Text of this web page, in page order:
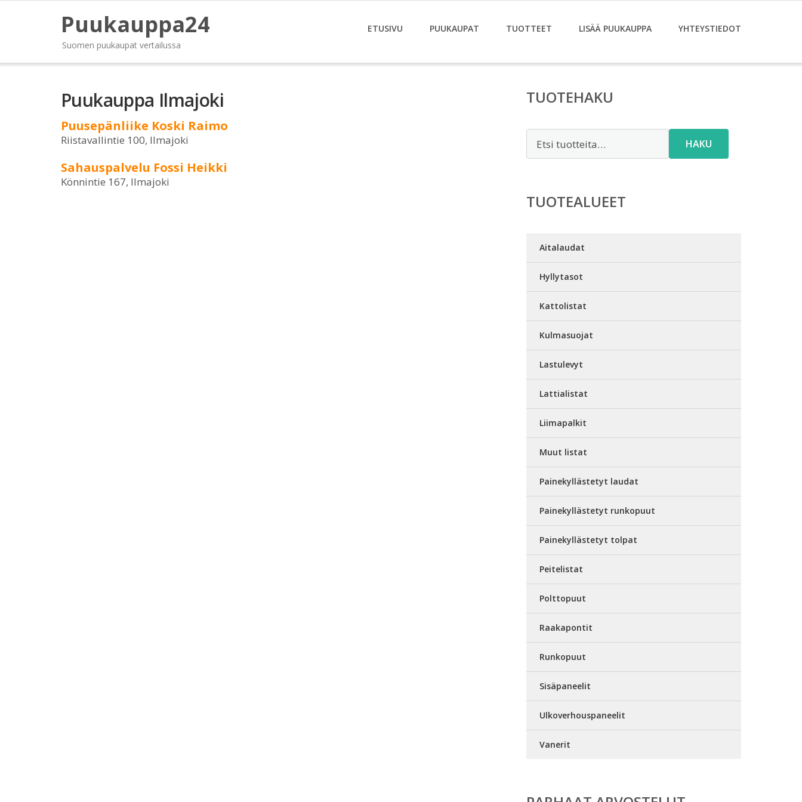
Puukauppa24
Suomen puukaupat vertailussa
ETUSIVU PUUKAUPAT TUOTTEET LISÄÄ PUUKAUPPA YHTEYSTIEDOT
Puukauppa Ilmajoki
Puusepänliike Koski Raimo
Riistavallintie 100, Ilmajoki
Sahauspalvelu Fossi Heikki
Könnintie 167, Ilmajoki
TUOTEHAKU
HAKU
TUOTEALUEET
Aitalaudat
Hyllytasot
Kattolistat
Kulmasuojat
Lastulevyt
Lattialistat
Liimapalkit
Muut listat
Painekyllästetyt laudat
Painekyllästetyt runkopuut
Painekyllästetyt tolpat
Peitelistat
Polttopuut
Raakapontit
Runkopuut
Sisäpaneelit
Ulkoverhouspaneelit
Vanerit